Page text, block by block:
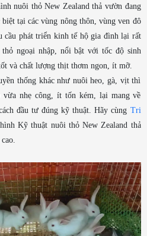
nuôi thỏ New Zealand thả vườn đang
tại các vùng nông thôn, vùng ven đô
cầu phát triển kinh tế hộ gia đình lại rất
ngoại nhập, nổi bật với tốc độ sinh
và chất lượng thịt thơm ngon, ít mỡ.
thống khác như nuôi heo, gà, vịt thì
vừa nhẹ công, ít tốn kém, lại mang về
đầu tư đúng kỹ thuật. Hãy cùng Tri
Kỹ thuật nuôi thỏ New Zealand thả